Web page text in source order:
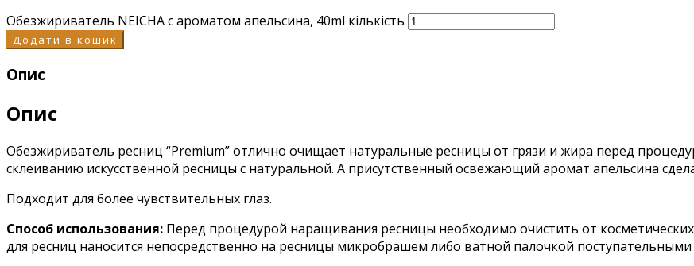
Обезжириватель NEICHA с ароматом апельсина, 40ml кількість
Додати в кошик
Опис
Опис
Обезжириватель ресниц “Premium” отлично очищает натуральные ресницы от грязи и жира перед
склеиванию искусственной ресницы с натуральной. А присутственный освежающий аромат апельсина
Подходит для более чувствительных глаз.
Способ использования: Перед процедурой наращивания ресницы необходимо очистить от
для ресниц наносится непосредственно на ресницы микробрашем либо ватной палочкой